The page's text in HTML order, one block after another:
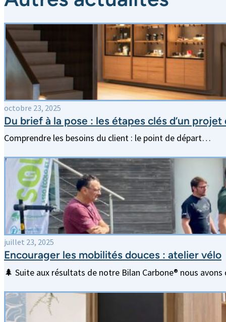
octobre 23, 2025
Du brief à la pose : les étapes clés d’un projet
Comprendre les besoins du client : le point de départ…
juillet 23, 2025
Encourager les mobilités douces : atelier vélo
🌲 Suite aux résultats de notre Bilan Carbone® nous